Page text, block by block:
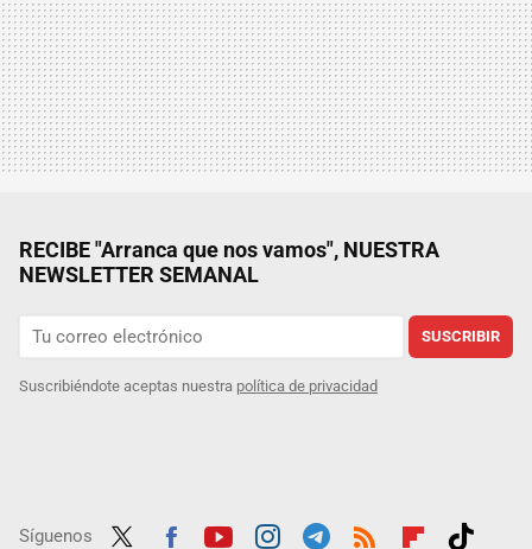
RECIBE "Arranca que nos vamos", NUESTRA
NEWSLETTER SEMANAL
SUSCRIBIR
Suscribiéndote aceptas nuestra política de privacidad
Síguenos